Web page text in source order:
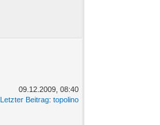
09.12.2009, 08:40
Letzter Beitrag:topolino